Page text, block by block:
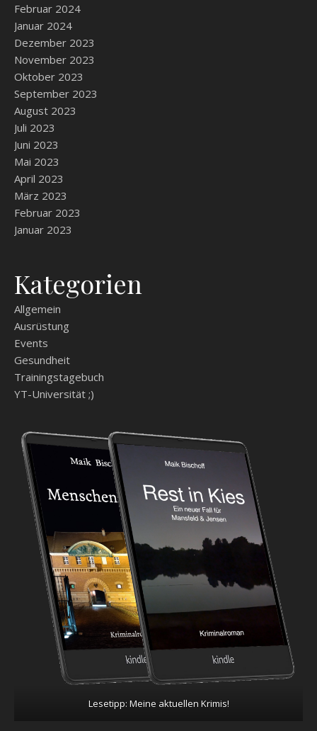
Februar 2024
Januar 2024
Dezember 2023
November 2023
Oktober 2023
September 2023
August 2023
Juli 2023
Juni 2023
Mai 2023
April 2023
März 2023
Februar 2023
Januar 2023
Kategorien
Allgemein
Ausrüstung
Events
Gesundheit
Trainingstagebuch
YT-Universität ;)
Lesetipp: Meine aktuellen Krimis!